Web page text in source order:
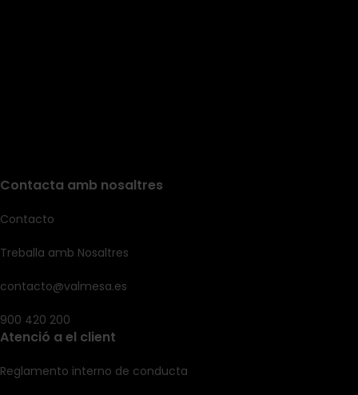
Contacta amb nosaltres
Contacto
Treballa amb Nosaltres
contacto@valmesa.es
900 420 200
Atenció a el client
Reglamento interno de conducta